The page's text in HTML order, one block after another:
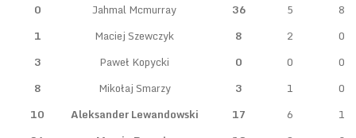
0 Jahmal Mcmurray 36 5
8
1
Maciej Szewczyk 8 2
0
3
Paweł Kopycki 0 0
0
8
Mikołaj Smarzy 3 1
0
10
Aleksander Lewandowski 17 6
1